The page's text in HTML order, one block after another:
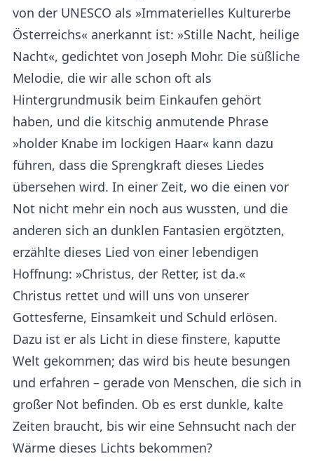
von der UNESCO als »Immaterielles Kulturerbe
Österreichs« anerkannt ist: »Stille Nacht, heilige
Nacht«, gedichtet von Joseph Mohr. Die süßliche
Melodie, die wir alle schon oft als
Hintergrundmusik beim Einkaufen gehört
haben, und die kitschig anmutende Phrase
»holder Knabe im lockigen Haar« kann dazu
führen, dass die Sprengkraft dieses Liedes
übersehen wird. In einer Zeit, wo die einen vor
Not nicht mehr ein noch aus wussten, und die
anderen sich an dunklen Fantasien ergötzten,
erzählte dieses Lied von einer lebendigen
Hoffnung: »Christus, der Retter, ist da.«
Christus rettet und will uns von unserer
Gottesferne, Einsamkeit und Schuld erlösen.
Dazu ist er als Licht in diese finstere, kaputte
Welt gekommen; das wird bis heute besungen
und erfahren – gerade von Menschen, die sich in
großer Not befinden. Ob es erst dunkle, kalte
Zeiten braucht, bis wir eine Sehnsucht nach der
Wärme dieses Lichts bekommen?